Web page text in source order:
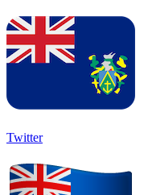
Twitter